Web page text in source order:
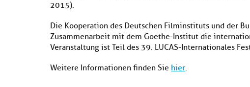
2015).
Die Kooperation des Deutschen Filminstituts und der
Zusammenarbeit mit dem Goethe-Institut die
Veranstaltung ist Teil des 39. LUCAS-Internationales
Weitere Informationen finden Sie hier.